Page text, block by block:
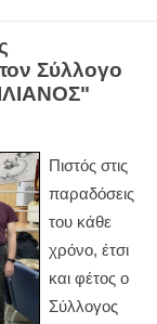
Σύλλογο
Πιστός στις
παραδόσεις
του κάθε
χρόνο, έτσι
και φέτος ο
Σύλλογος